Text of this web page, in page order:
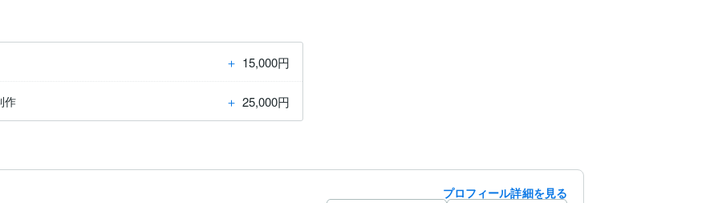
＋ 15,000円
作 ＋ 25,000円
プロフィール詳細を見る